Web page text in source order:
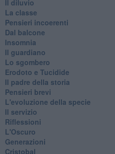
Il diluvio
La classe
Pensieri incoerenti
Dal balcone
Insomnia
Il guardiano
Lo sgombero
Erodoto e Tucidide
Il padre della storia
Pensieri brevi
L'evoluzione della specie
Il servizio
Riflessioni
L'Oscuro
Generazioni
Cristobal